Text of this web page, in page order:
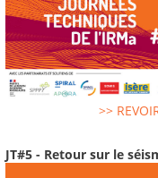
>>
JT#5 - Retour sur le